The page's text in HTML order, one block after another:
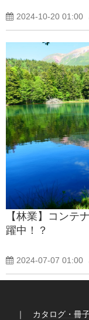
2024-10-20 01:00
【林業】コンテ
躍中！？
2024-07-07 01:00
｜ カタログ・冊